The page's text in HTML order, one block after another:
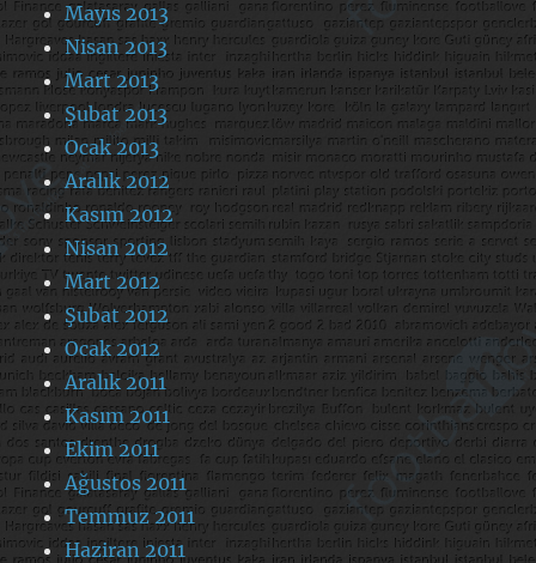
Mayıs 2013
Nisan 2013
Mart 2013
Şubat 2013
Ocak 2013
Aralık 2012
Kasım 2012
Nisan 2012
Mart 2012
Şubat 2012
Ocak 2012
Aralık 2011
Kasım 2011
Ekim 2011
Ağustos 2011
Temmuz 2011
Haziran 2011